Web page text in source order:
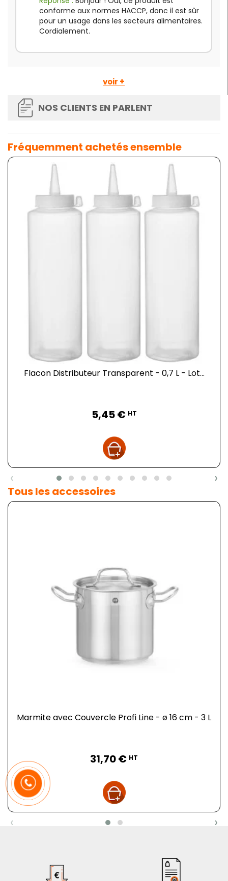
conforme aux normes HACCP, donc il est sûr
pour un usage dans les secteurs alimentaires.
Cordialement.
voir +
NOS CLIENTS EN PARLENT
Fréquemment achetés ensemble
Flacon Distributeur Transparent - 0,7 L - Lot...
5,45 € HT
‹ ›
Tous les accessoires
Marmite avec Couvercle Profi Line - ø 16 cm - 3 L
31,70 € HT
‹ ›